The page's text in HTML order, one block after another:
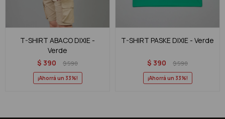
T-SHIRT ABACO DIXIE -
Verde
$ 390 $590
33
T-SHIRT PASKE DIXIE - Verde
$ 390 $590
33